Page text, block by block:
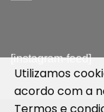
[instagram-feed]
Utilizamos
acordo com a